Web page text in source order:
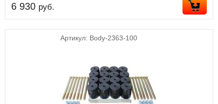
6 930 руб.
Артикул: Body-2363-100